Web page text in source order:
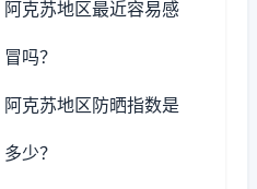
阿克苏地区最近容易感
冒吗？
阿克苏地区防晒指数是
多少？